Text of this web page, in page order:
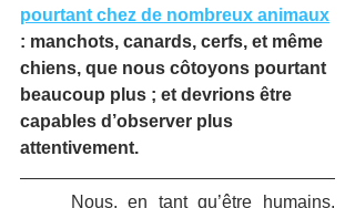
pourtant chez de nombreux animaux
: manchots, canards, cerfs, et même
chiens, que nous côtoyons pourtant
beaucoup plus ; et devrions être
capables d’observer plus
attentivement.